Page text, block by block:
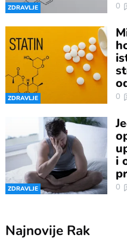
ZDRAVLJE 0
ZDRAVLJE 0
ZDRAVLJE
i
0
Najnovije Rak